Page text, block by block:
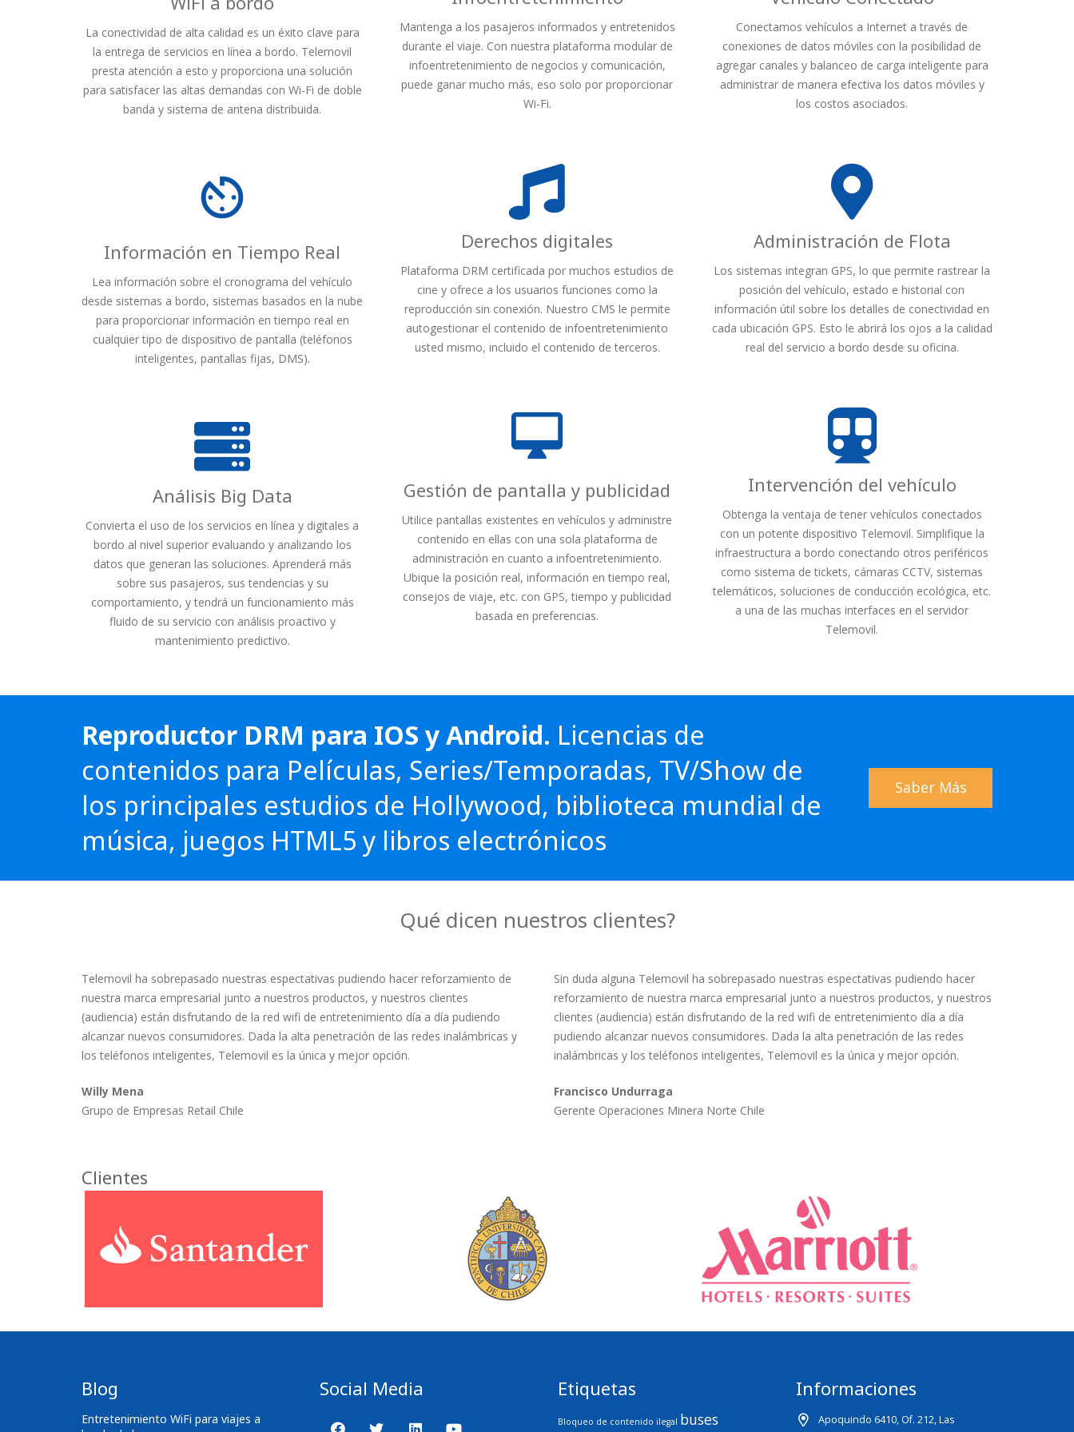
La conectividad de alta calidad es un éxito clave para
la entrega de servicios en línea a bordo. Telemovil
presta atención a esto y proporciona una solución
para satisfacer las altas demandas con Wi-Fi de doble
banda y sistema de antena distribuida.
av_timer
Información en Tiempo Real
Lea información sobre el cronograma del vehículo
desde sistemas a bordo, sistemas basados en la nube
para proporcionar información en tiempo real en
cualquier tipo de dispositivo de pantalla (teléfonos
inteligentes, pantallas fijas, DMS).
Análisis Big Data
Convierta el uso de los servicios en línea y digitales a
bordo al nivel superior evaluando y analizando los
datos que generan las soluciones. Aprenderá más
sobre sus pasajeros, sus tendencias y su
comportamiento, y tendrá un funcionamiento más
fluido de su servicio con análisis proactivo y
mantenimiento predictivo.
Mantenga a los pasajeros informados y entretenidos
durante el viaje. Con nuestra plataforma modular de
infoentretenimiento de negocios y comunicación,
puede ganar mucho más, eso solo por proporcionar
Wi-Fi.
Derechos digitales
Plataforma DRM certificada por muchos estudios de
cine y ofrece a los usuarios funciones como la
reproducción sin conexión. Nuestro CMS le permite
autogestionar el contenido de infoentretenimiento
usted mismo, incluido el contenido de terceros.
desktop_mac
Gestión de pantalla y publicidad
Utilice pantallas existentes en vehículos y administre
contenido en ellas con una sola plataforma de
administración en cuanto a infoentretenimiento.
Ubique la posición real, información en tiempo real,
consejos de viaje, etc. con GPS, tiempo y publicidad
basada en preferencias.
Conectamos vehículos a Internet a través de
conexiones de datos móviles con la posibilidad de
agregar canales y balanceo de carga inteligente para
administrar de manera efectiva los datos móviles y
los costos asociados.
Administración de Flota
Los sistemas integran GPS, lo que permite rastrear la
posición del vehículo, estado e historial con
información útil sobre los detalles de conectividad en
cada ubicación GPS. Esto le abrirá los ojos a la calidad
real del servicio a bordo desde su oficina.
Intervención del vehículo
Obtenga la ventaja de tener vehículos conectados
con un potente dispositivo Telemovil. Simplifique la
infraestructura a bordo conectando otros periféricos
como sistema de tickets, cámaras CCTV, sistemas
telemáticos, soluciones de conducción ecológica, etc.
a una de las muchas interfaces en el servidor
Telemovil.
Reproductor DRM para IOS y Android. Licencias de
contenidos para Películas, Series/Temporadas, TV/Show de
los principales estudios de Hollywood, biblioteca mundial de
música, juegos HTML5 y libros electrónicos
Saber Más
Qué dicen nuestros clientes?
Telemovil ha sobrepasado nuestras espectativas pudiendo hacer reforzamiento de
nuestra marca empresarial junto a nuestros productos, y nuestros clientes
(audiencia) están disfrutando de la red wifi de entretenimiento día a día pudiendo
alcanzar nuevos consumidores. Dada la alta penetración de las redes inalámbricas y
los teléfonos inteligentes, Telemovil es la única y mejor opción.
Willy Mena
Grupo de Empresas Retail Chile
Sin duda alguna Telemovil ha sobrepasado nuestras espectativas pudiendo hacer
reforzamiento de nuestra marca empresarial junto a nuestros productos, y nuestros
clientes (audiencia) están disfrutando de la red wifi de entretenimiento día a día
pudiendo alcanzar nuevos consumidores. Dada la alta penetración de las redes
inalámbricas y los teléfonos inteligentes, Telemovil es la única y mejor opción.
Francisco Undurraga
Gerente Operaciones Minera Norte Chile
Clientes
Blog
Entretenimiento WiFi para viajes a
Social Media Etiquetas
Bloqueo de contenido ilegal buses
Informaciones
Apoquindo 6410, Of. 212, Las